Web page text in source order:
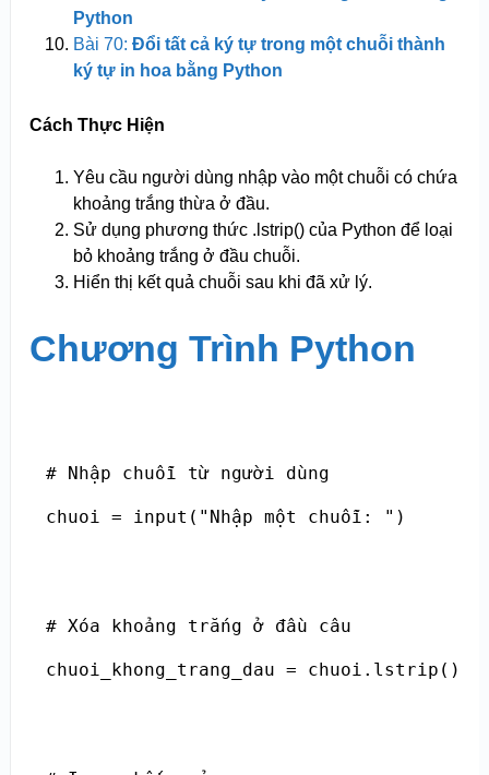
Python
Bài 70: Đổi tất cả ký tự trong một chuỗi thành
ký tự in hoa bằng Python
Cách Thực Hiện
Yêu cầu người dùng nhập vào một chuỗi có chứa
khoảng trắng thừa ở đầu.
Sử dụng phương thức .lstrip() của Python để loại
bỏ khoảng trắng ở đầu chuỗi.
Hiển thị kết quả chuỗi sau khi đã xử lý.
Chương Trình Python
# Nhập chuỗi từ người dùng
chuoi = input("Nhập một chuỗi: ")
# Xóa khoảng trắng ở đầu câu
chuoi_khong_trang_dau = chuoi.lstrip()